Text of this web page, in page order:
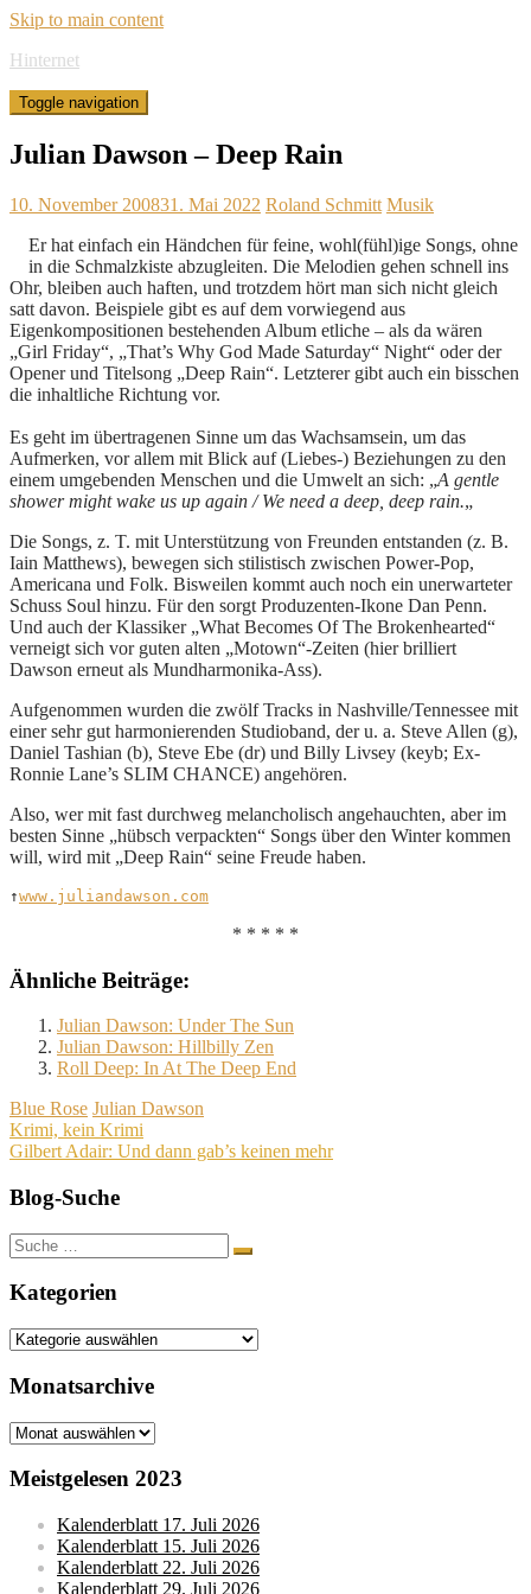
Skip to main content
Hinternet
Toggle navigation
Julian Dawson – Deep Rain
10. November 200831. Mai 2022 Roland Schmitt Musik
Er hat einfach ein Händchen für feine, wohl(fühl)ige Songs, ohne
in die Schmalzkiste abzugleiten. Die Melodien gehen schnell ins
Ohr, bleiben auch haften, und trotzdem hört man sich nicht gleich
satt davon. Beispiele gibt es auf dem vorwiegend aus
Eigenkompositionen bestehenden Album etliche – als da wären
„Girl Friday“, „That’s Why God Made Saturday“ Night“ oder der
Opener und Titelsong „Deep Rain“. Letzterer gibt auch ein bisschen
die inhaltliche Richtung vor.
Es geht im übertragenen Sinne um das Wachsamsein, um das
Aufmerken, vor allem mit Blick auf (Liebes-) Beziehungen zu den
einem umgebenden Menschen und die Umwelt an sich: „A gentle
shower might wake us up again / We need a deep, deep rain.„
Die Songs, z. T. mit Unterstützung von Freunden entstanden (z. B.
Iain Matthews), bewegen sich stilistisch zwischen Power-Pop,
Americana und Folk. Bisweilen kommt auch noch ein unerwarteter
Schuss Soul hinzu. Für den sorgt Produzenten-Ikone Dan Penn.
Und auch der Klassiker „What Becomes Of The Brokenhearted“
verneigt sich vor guten alten „Motown“-Zeiten (hier brilliert
Dawson erneut als Mundharmonika-Ass).
Aufgenommen wurden die zwölf Tracks in Nashville/Tennessee mit
einer sehr gut harmonierenden Studioband, der u. a. Steve Allen (g),
Daniel Tashian (b), Steve Ebe (dr) und Billy Livsey (keyb; Ex-
Ronnie Lane’s SLIM CHANCE) angehören.
Also, wer mit fast durchweg melancholisch angehauchten, aber im
besten Sinne „hübsch verpackten“ Songs über den Winter kommen
will, wird mit „Deep Rain“ seine Freude haben.
↑www.juliandawson.com
* * * * *
Ähnliche Beiträge:
Julian Dawson: Under The Sun
Julian Dawson: Hillbilly Zen
Roll Deep: In At The Deep End
Blue Rose Julian Dawson
Beitragsnavigation
Krimi, kein Krimi
Gilbert Adair: Und dann gab’s keinen mehr
Blog-Suche
Suche
nach:
Kategorien
Kategorien
Monatsarchive
Monatsarchive
Meistgelesen 2023
Kalenderblatt 17. Juli 2026
Kalenderblatt 15. Juli 2026
Kalenderblatt 22. Juli 2026
Kalenderblatt 29. Juli 2026